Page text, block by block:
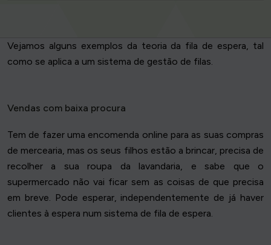
Vejamos alguns exemplos da teoria da fila de espera, tal
como se aplica a um sistema de gestão de filas.
Vendas com baixa procura
Tem de fazer uma encomenda online para as suas compras
de mercearia, mas os seus filhos estão a brincar, precisa de
recolher a sua roupa da lavandaria, e sabe que o
supermercado não vai ficar sem as coisas de que precisa
em breve. Pode esperar, independentemente de já haver
clientes à espera num sistema de fila de espera.